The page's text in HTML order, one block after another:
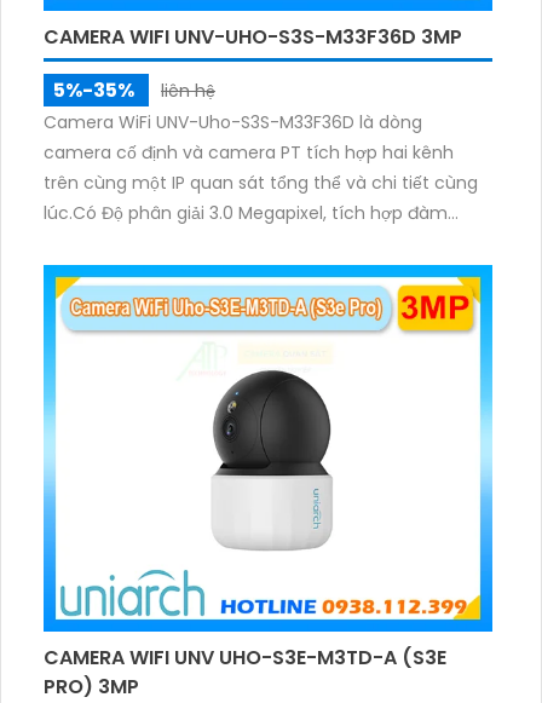
CAMERA WIFI UNV-UHO-S3S-M33F36D 3MP
5%-35%
liên hệ
Camera WiFi UNV-Uho-S3S-M33F36D là dòng
camera cố định và camera PT tích hợp hai kênh
trên cùng một IP quan sát tổng thể và chi tiết cùng
lúc.Có Độ phân giải 3.0 Megapixel, tích hợp đàm
sáng ấm lên đến 10m.
CAMERA WIFI UNV UHO-S3E-M3TD-A (S3E
PRO) 3MP